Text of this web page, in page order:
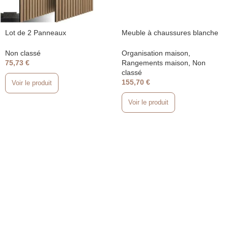
Lot de 2 Panneaux
MDF – 120×60 cm – Isolation
Phonique et Décoration
Intérieure
Non classé
75,73 €
Voir le produit
Meuble à chaussures blanche
rabattables & étagères
Organisation maison
Rangements maison
Non
classé
155,70 €
Voir le produit